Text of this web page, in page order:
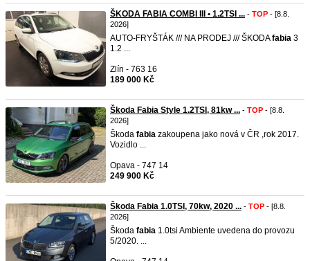
ŠKODA FABIA COMBI III • 1.2TSI ... - TOP - [8.8.
2026]
AUTO-FRYŠTÁK /// NA PRODEJ /// ŠKODAfabia 3
1.2 ...
Zlín - 763 16
189 000 Kč
Škoda Fabia Style 1.2TSI, 81kw ... - TOP - [8.8.
2026]
Škoda fabia zakoupena jako nová v ČR ,rok 2017.
Vozidlo ...
Opava - 747 14
249 900 Kč
Škoda Fabia 1.0TSI, 70kw, 2020 ... - TOP - [8.8.
2026]
Škoda fabia 1.0tsi Ambiente uvedena do provozu
5/2020. ...